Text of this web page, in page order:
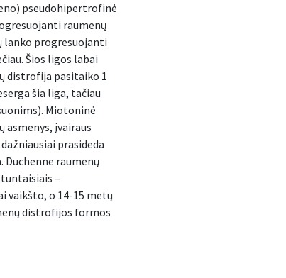
pseudohipertrofinė
raumenų
lanko progresuojanti
Šios ligos labai
distrofija pasitaiko 1
šia liga, tačiau
Miotoninė
asmenys, įvairaus
prasideda
raumenų
–
vaikšto, o 14-15 metų
distrofijos formos